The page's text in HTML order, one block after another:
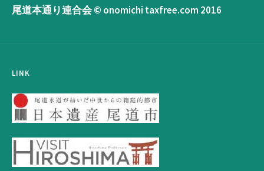
尾道本通り連合会 © onomichi taxfree.com 2016
LINK